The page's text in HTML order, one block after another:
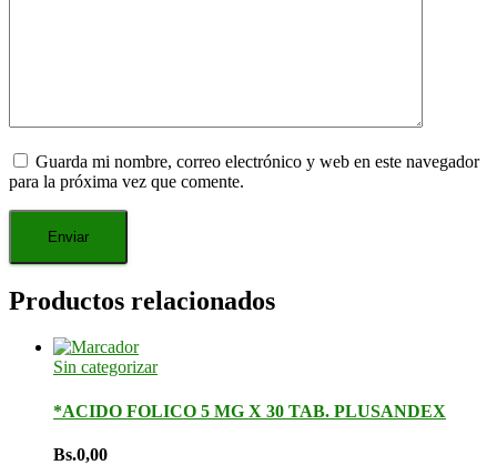
Guarda mi nombre, correo electrónico y web en este navegador
para la próxima vez que comente.
Productos relacionados
Sin categorizar
*ACIDO FOLICO 5 MG X 30 TAB. PLUSANDEX
Bs.0,00